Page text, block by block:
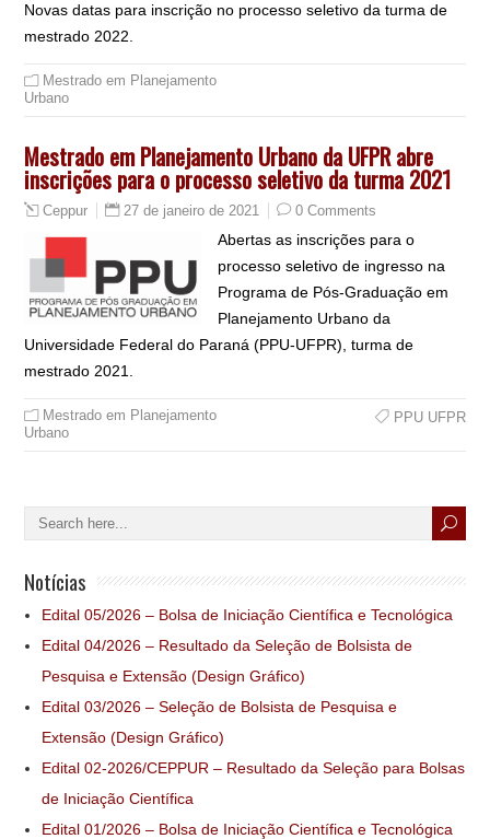
Novas datas para inscrição no processo seletivo da turma de
mestrado 2022.
Mestrado em Planejamento
Urbano
Mestrado em Planejamento Urbano da UFPR abre
inscrições para o processo seletivo da turma 2021
Ceppur 27 de janeiro de 2021 0 Comments
Abertas as inscrições para o
processo seletivo de ingresso na
Programa de Pós-Graduação em
Planejamento Urbano da
Universidade Federal do Paraná (PPU-UFPR), turma de
mestrado 2021.
Mestrado em Planejamento
Urbano
PPU UFPR
Notícias
Edital 05/2026 – Bolsa de Iniciação Científica e Tecnológica
Edital 04/2026 – Resultado da Seleção de Bolsista de
Pesquisa e Extensão (Design Gráfico)
Edital 03/2026 – Seleção de Bolsista de Pesquisa e
Extensão (Design Gráfico)
Edital 02-2026/CEPPUR – Resultado da Seleção para Bolsas
de Iniciação Científica
Edital 01/2026 – Bolsa de Iniciação Científica e Tecnológica